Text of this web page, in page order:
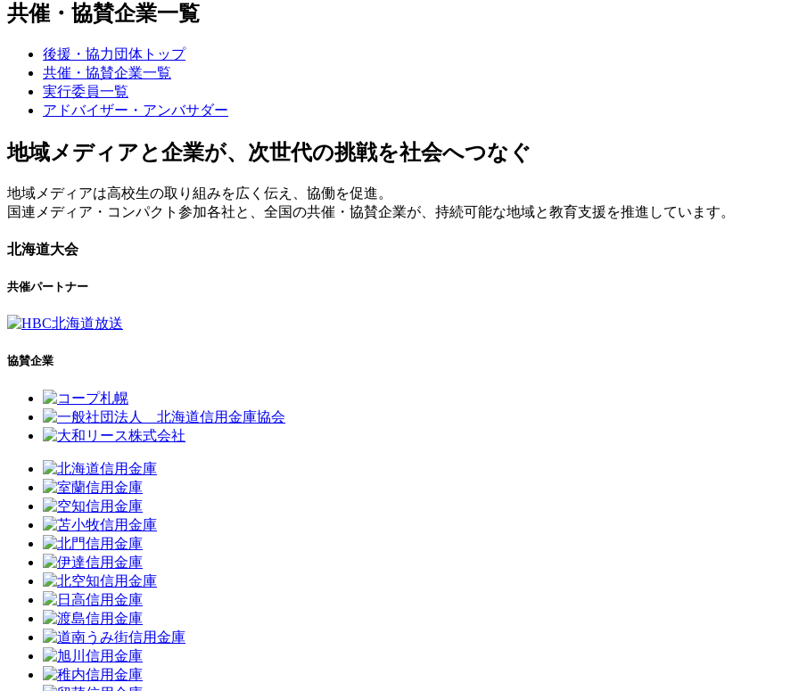
共催・協賛企業一覧
後援・協力団体トップ
共催・協賛企業一覧
実行委員一覧
アドバイザー・アンバサダー
地域メディアと企業が、次世代の挑戦を社会へつなぐ
地域メディアは高校生の取り組みを広く伝え、協働を促進。
国連メディア・コンパクト参加各社と、全国の共催・協賛企業が、持続可能な地域と教育支援を推進しています。
北海道大会
共催パートナー
協賛企業